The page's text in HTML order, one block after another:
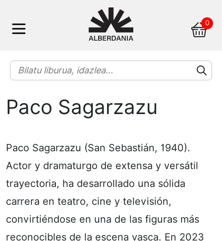
0
Paco Sagarzazu
Paco Sagarzazu (San Sebastián, 1940).
Actor y dramaturgo de extensa y versátil
trayectoria, ha desarrollado una sólida
carrera en teatro, cine y televisión,
convirtiéndose en una de las figuras más
reconocibles de la escena vasca. En 2023